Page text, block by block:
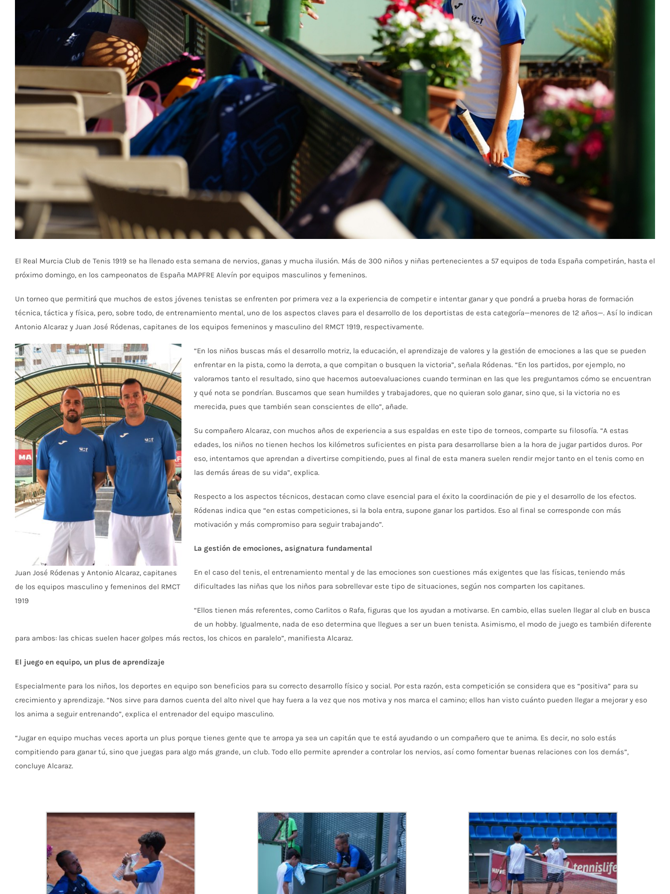
El Real Murcia Club de Tenis 1919 se ha llenado esta semana de nervios, ganas y mucha ilusión. Más de 300 niños y niñas pertenecientes a 57 equipos de toda España competirán, hasta el
próximo domingo, en los campeonatos de España MAPFRE Alevín por equipos masculinos y femeninos.
Un torneo que permitirá que muchos de estos jóvenes tenistas se enfrenten por primera vez a la experiencia de competir e intentar ganar y que pondrá a prueba horas de formación
técnica, táctica y física, pero, sobre todo, de entrenamiento mental, uno de los aspectos claves para el desarrollo de los deportistas de esta categoría—menores de 12 años—. Así lo indican
Antonio Alcaraz y Juan José Ródenas, capitanes de los equipos femeninos y masculino del RMCT 1919, respectivamente.
Juan José Ródenas y Antonio Alcaraz, capitanes
de los equipos masculino y femeninos del RMCT
1919
“En los niños buscas más el desarrollo motriz, la educación, el aprendizaje de valores y la gestión de emociones a las que se pueden
enfrentar en la pista, como la derrota, a que compitan o busquen la victoria”, señala Ródenas. “En los partidos, por ejemplo, no
valoramos tanto el resultado, sino que hacemos autoevaluaciones cuando terminan en las que les preguntamos cómo se encuentran
y qué nota se pondrían. Buscamos que sean humildes y trabajadores, que no quieran solo ganar, sino que, si la victoria no es
merecida, pues que también sean conscientes de ello”, añade.
Su compañero Alcaraz, con muchos años de experiencia a sus espaldas en este tipo de torneos, comparte su filosofía. “A estas
edades, los niños no tienen hechos los kilómetros suficientes en pista para desarrollarse bien a la hora de jugar partidos duros. Por
eso, intentamos que aprendan a divertirse compitiendo, pues al final de esta manera suelen rendir mejor tanto en el tenis como en
las demás áreas de su vida”, explica.
Respecto a los aspectos técnicos, destacan como clave esencial para el éxito la coordinación de pie y el desarrollo de los efectos.
Ródenas indica que “en estas competiciones, si la bola entra, supone ganar los partidos. Eso al final se corresponde con más
motivación y más compromiso para seguir trabajando”.
La gestión de emociones, asignatura fundamental
En el caso del tenis, el entrenamiento mental y de las emociones son cuestiones más exigentes que las físicas, teniendo más
dificultades las niñas que los niños para sobrellevar este tipo de situaciones, según nos comparten los capitanes.
“Ellos tienen más referentes, como Carlitos o Rafa, figuras que los ayudan a motivarse. En cambio, ellas suelen llegar al club en busca
de un hobby. Igualmente, nada de eso determina que llegues a ser un buen tenista. Asimismo, el modo de juego es también diferente
para ambos: las chicas suelen hacer golpes más rectos, los chicos en paralelo”, manifiesta Alcaraz.
El juego en equipo, un plus de aprendizaje
Especialmente para los niños, los deportes en equipo son beneficios para su correcto desarrollo físico y social. Por esta razón, esta competición se considera que es “positiva” para su
crecimiento y aprendizaje. “Nos sirve para darnos cuenta del alto nivel que hay fuera a la vez que nos motiva y nos marca el camino; ellos han visto cuánto pueden llegar a mejorar y eso
los anima a seguir entrenando”, explica el entrenador del equipo masculino.
“Jugar en equipo muchas veces aporta un plus porque tienes gente que te arropa ya sea un capitán que te está ayudando o un compañero que te anima. Es decir, no solo estás
compitiendo para ganar tú, sino que juegas para algo más grande, un club. Todo ello permite aprender a controlar los nervios, así como fomentar buenas relaciones con los demás”,
concluye Alcaraz.